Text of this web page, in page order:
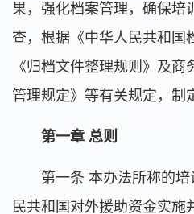
果，强化档案管理，确保培
查，根据《中华人民共和国
《归档文件整理规则》及
管理规定》等有关规定，制
第一章 总则
第一条 本办法所称的
民共和国对外援助资金实施